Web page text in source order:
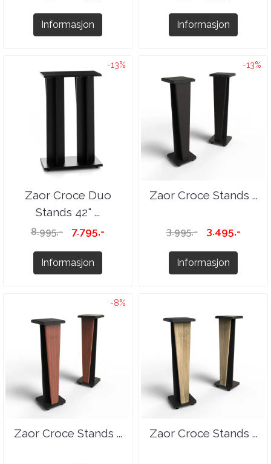
Informasjon Informasjon
-13%
Zaor Croce Duo
Stands 42" ...
8.995,- 7.795,-
Informasjon
-13%
Zaor Croce Stands ...
3.995,- 3.495,-
Informasjon
-8%
Zaor Croce Stands ... Zaor Croce Stands ...